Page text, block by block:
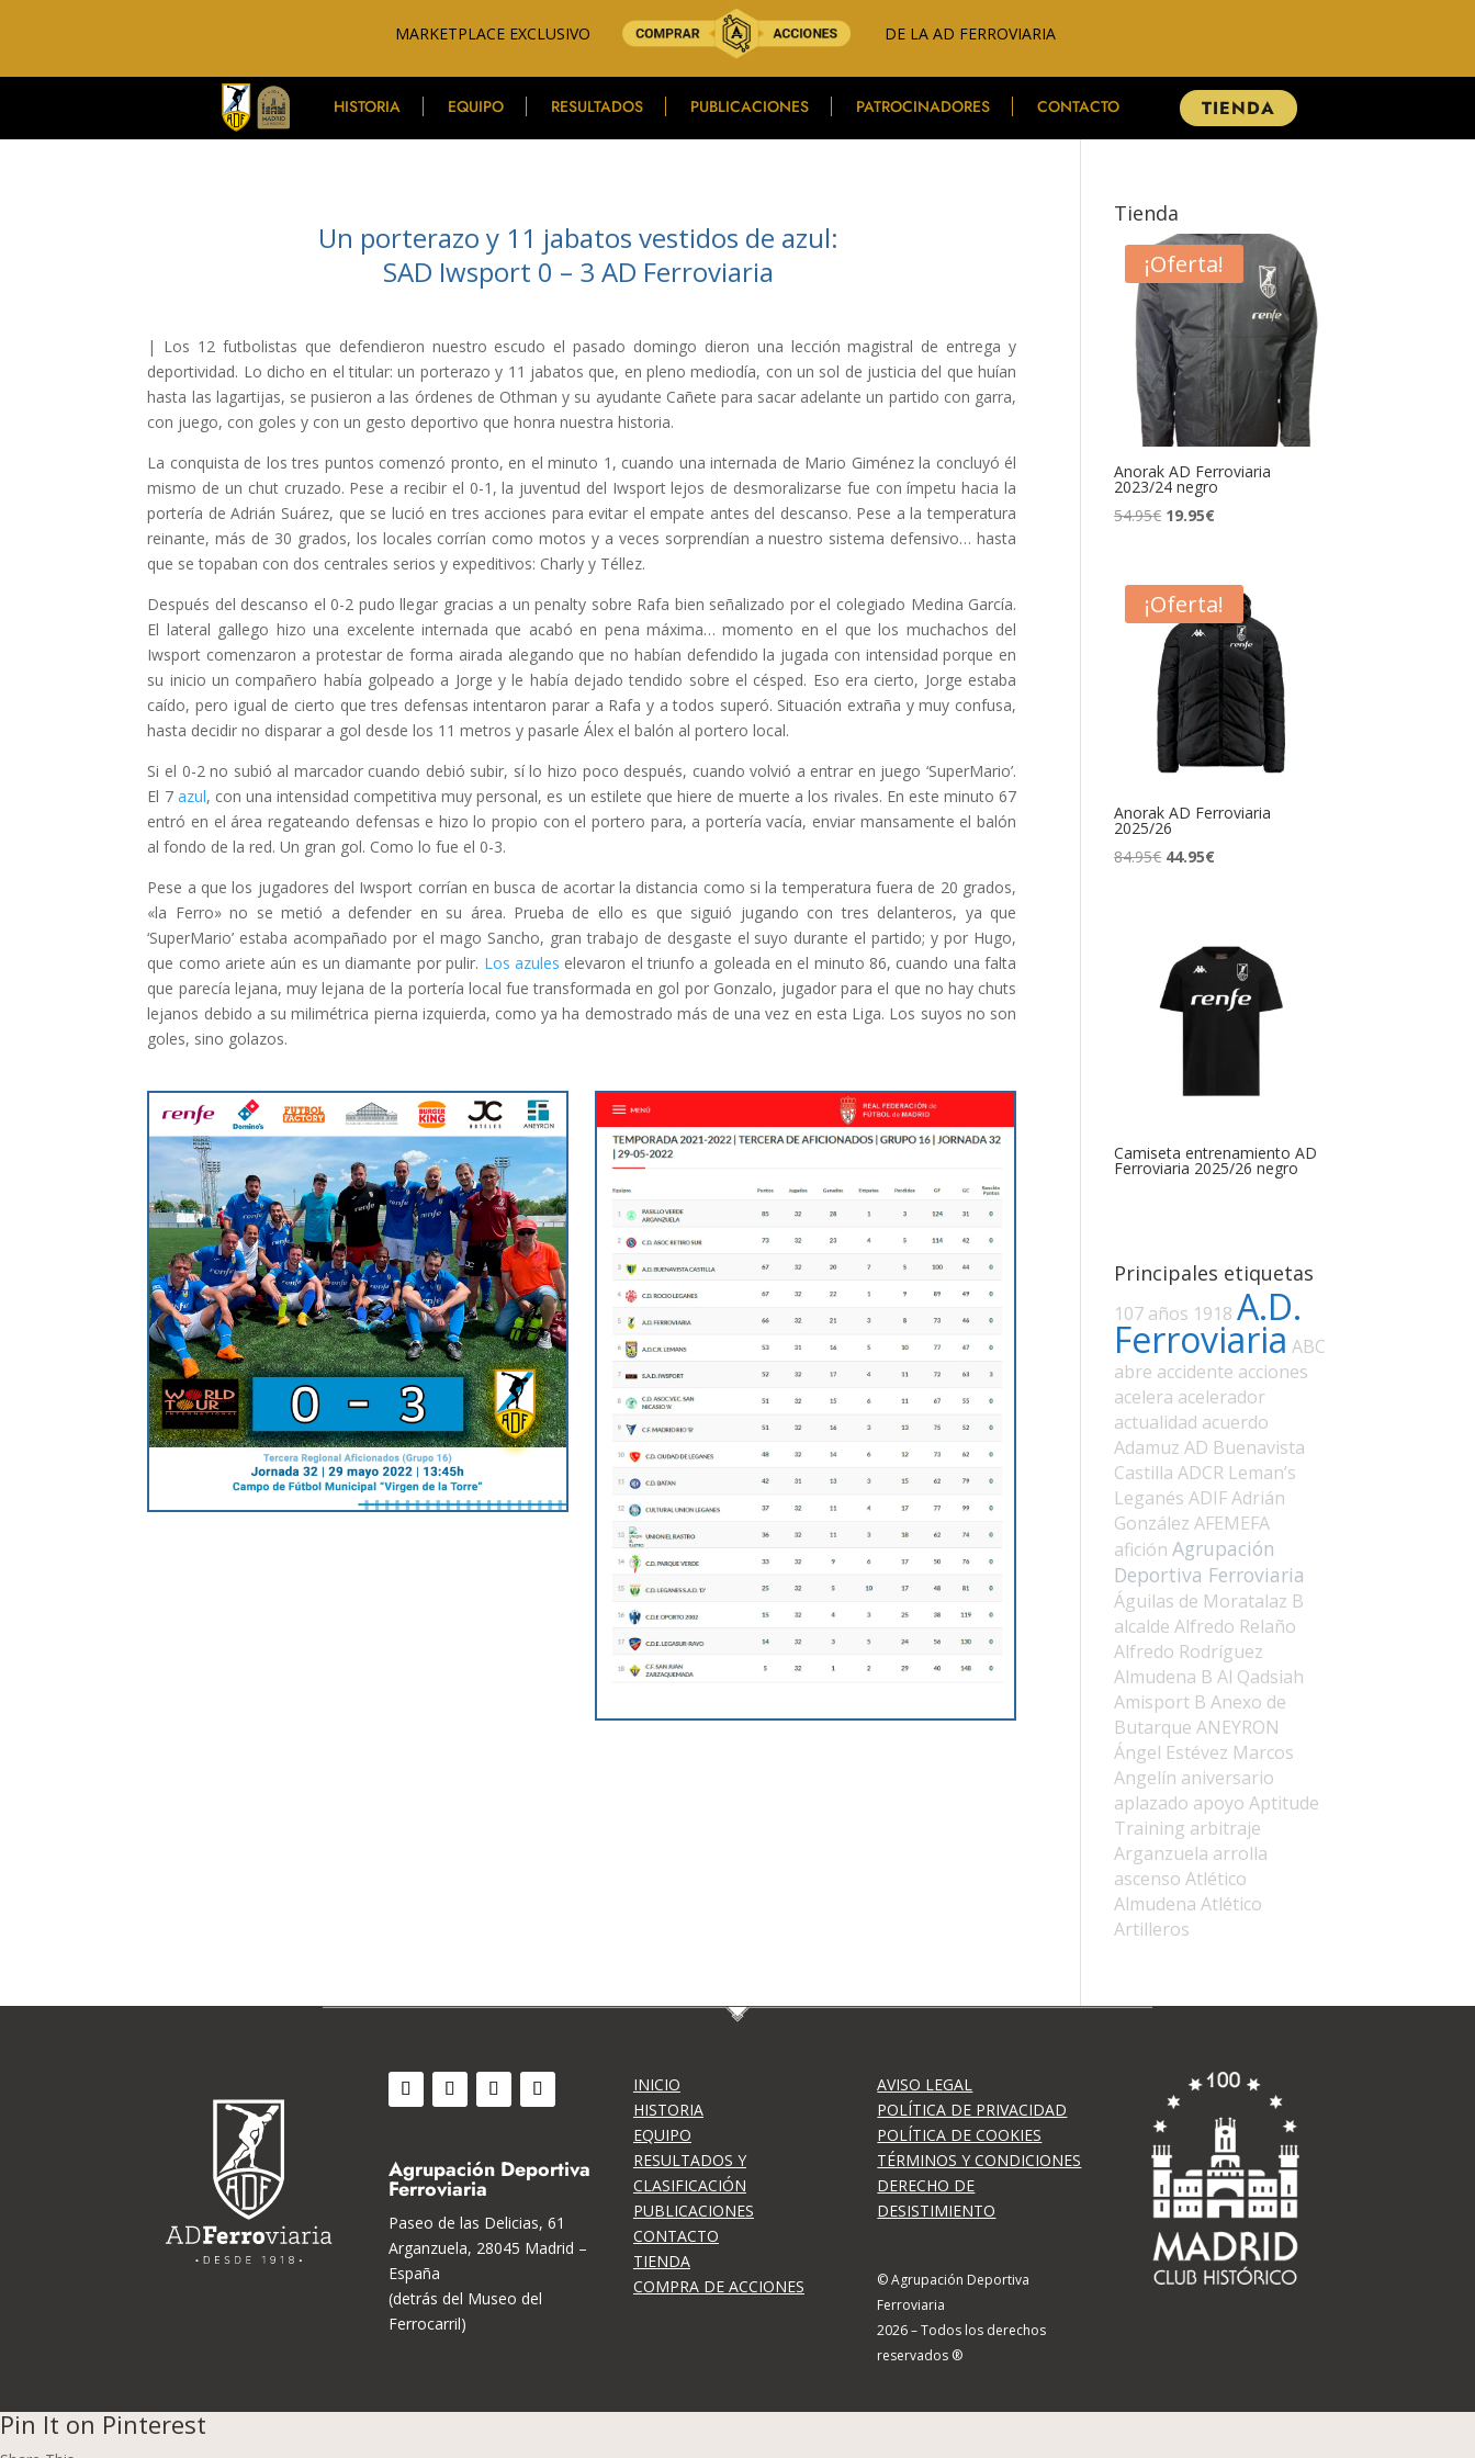
MARKETPLACE EXCLUSIVO DE LA AD FERROVIARIA
HISTORIA EQUIPO RESULTADOS PUBLICACIONES PATROCINADORES CONTACTO TIENDA
Un porterazo y 11 jabatos vestidos de azul:
SAD Iwsport 0 – 3 AD Ferroviaria
| Los 12 futbolistas que defendieron nuestro escudo el pasado domingo dieron una lección magistral de entrega y
deportividad. Lo dicho en el titular: un porterazo y 11 jabatos que, en pleno mediodía, con un sol de justicia del que huían
hasta las lagartijas, se pusieron a las órdenes de Othman y su ayudante Cañete para sacar adelante un partido con garra,
con juego, con goles y con un gesto deportivo que honra nuestra historia.
La conquista de los tres puntos comenzó pronto, en el minuto 1, cuando una internada de Mario Giménez la concluyó él
mismo de un chut cruzado. Pese a recibir el 0-1, la juventud del Iwsport lejos de desmoralizarse fue con ímpetu hacia la
portería de Adrián Suárez, que se lució en tres acciones para evitar el empate antes del descanso. Pese a la temperatura
reinante, más de 30 grados, los locales corrían como motos y a veces sorprendían a nuestro sistema defensivo… hasta
que se topaban con dos centrales serios y expeditivos: Charly y Téllez.
Después del descanso el 0-2 pudo llegar gracias a un penalty sobre Rafa bien señalizado por el colegiado Medina García.
El lateral gallego hizo una excelente internada que acabó en pena máxima… momento en el que los muchachos del
Iwsport comenzaron a protestar de forma airada alegando que no habían defendido la jugada con intensidad porque en
su inicio un compañero había golpeado a Jorge y le había dejado tendido sobre el césped. Eso era cierto, Jorge estaba
caído, pero igual de cierto que tres defensas intentaron parar a Rafa y a todos superó. Situación extraña y muy confusa,
hasta decidir no disparar a gol desde los 11 metros y pasarle Álex el balón al portero local.
Si el 0-2 no subió al marcador cuando debió subir, sí lo hizo poco después, cuando volvió a entrar en juego ‘SuperMario’.
El 7 azul, con una intensidad competitiva muy personal, es un estilete que hiere de muerte a los rivales. En este minuto 67
entró en el área regateando defensas e hizo lo propio con el portero para, a portería vacía, enviar mansamente el balón
al fondo de la red. Un gran gol. Como lo fue el 0-3.
Pese a que los jugadores del Iwsport corrían en busca de acortar la distancia como si la temperatura fuera de 20 grados,
«la Ferro» no se metió a defender en su área. Prueba de ello es que siguió jugando con tres delanteros, ya que
‘SuperMario’ estaba acompañado por el mago Sancho, gran trabajo de desgaste el suyo durante el partido; y por Hugo,
que como ariete aún es un diamante por pulir. Los azules elevaron el triunfo a goleada en el minuto 86, cuando una falta
que parecía lejana, muy lejana de la portería local fue transformada en gol por Gonzalo, jugador para el que no hay chuts
lejanos debido a su milimétrica pierna izquierda, como ya ha demostrado más de una vez en esta Liga. Los suyos no son
goles, sino golazos.
Tienda
¡Oferta!
Anorak AD Ferroviaria
2023/24 negro
54.95€ 19.95€
¡Oferta!
Anorak AD Ferroviaria
2025/26
84.95€ 44.95€
Camiseta entrenamiento AD
Ferroviaria 2025/26 negro
Principales etiquetas
107 años 1918 A.D.
Ferroviaria ABC
abre accidente acciones
acelera acelerador
actualidad acuerdo
Adamuz AD Buenavista
Castilla ADCR Leman’s
Leganés ADIFAdrián
González AFEMEFA
afición Agrupación
Deportiva Ferroviaria
Águilas de Moratalaz B
alcalde Alfredo Relaño
Alfredo Rodríguez
Almudena B Al Qadsiah
Amisport B Anexo de
Butarque ANEYRON
Ángel Estévez Marcos
Angelín aniversario
aplazado apoyo Aptitude
Training arbitraje
Arganzuela arrolla
ascenso Atlético
Almudena Atlético
Artilleros
Agrupación Deportiva
Ferroviaria
Paseo de las Delicias, 61
Arganzuela, 28045 Madrid –
España
(detrás del Museo del
Ferrocarril)
INICIO
HISTORIA
EQUIPO
RESULTADOS Y
CLASIFICACIÓN
PUBLICACIONES
CONTACTO
TIENDA
COMPRA DE ACCIONES
AVISO LEGAL
POLÍTICA DE PRIVACIDAD
POLÍTICA DE COOKIES
TÉRMINOS Y CONDICIONES
DERECHO DE
DESISTIMIENTO
© Agrupación Deportiva
Ferroviaria
2026 – Todos los derechos
reservados ®
Pin It on Pinterest